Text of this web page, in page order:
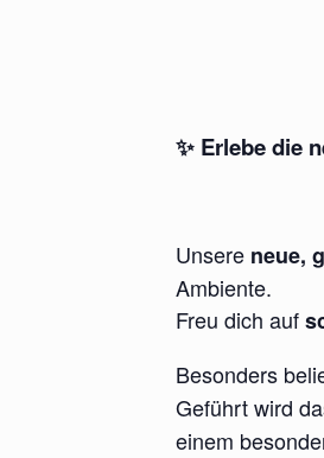
✨ Erlebe die
Unsere neue,
Ambiente.
Freu dich auf
Besonders
Geführt wird
einem